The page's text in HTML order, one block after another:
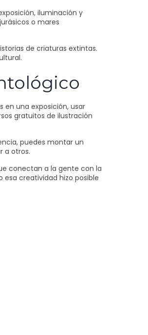
iluminación y
o mares
de criaturas extintas.
en una exposición, usar
gratuitos de ilustración
puedes montar un
a otros.
conectan a la gente con la
esa creatividad hizo posible